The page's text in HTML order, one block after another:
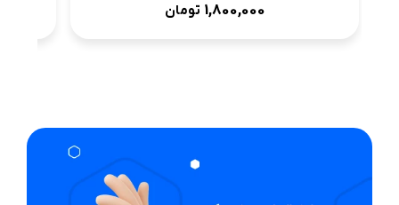
1,800,000 تومان